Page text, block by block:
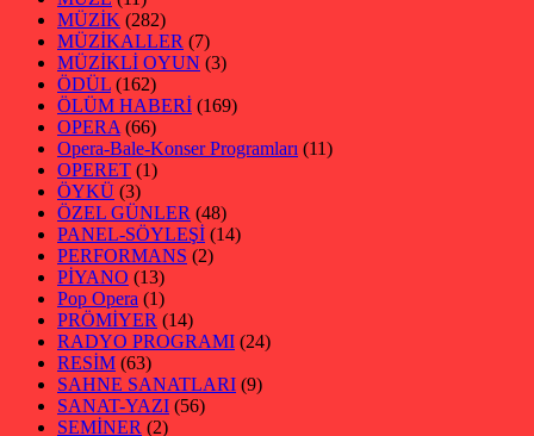
MÜZİK (282)
MÜZİKALLER (7)
MÜZİKLİ OYUN (3)
ÖDÜL (162)
ÖLÜM HABERİ (169)
OPERA (66)
Opera-Bale-Konser Programları (11)
OPERET (1)
ÖYKÜ (3)
ÖZEL GÜNLER (48)
PANEL-SÖYLEŞİ (14)
PERFORMANS (2)
PİYANO (13)
Pop Opera (1)
PRÖMİYER (14)
RADYO PROGRAMI (24)
RESİM (63)
SAHNE SANATLARI (9)
SANAT-YAZI (56)
SEMİNER (2)